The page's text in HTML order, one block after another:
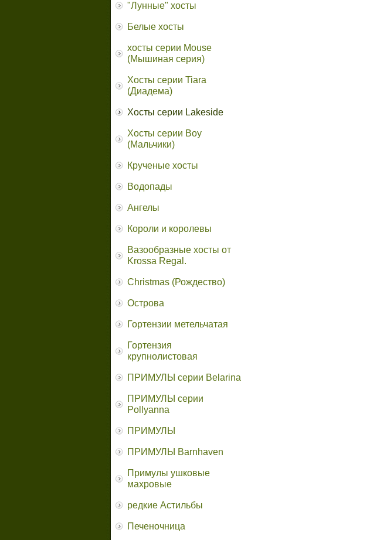
"Лунные" хосты
Белые хосты
хосты серии Mouse
(Мышиная серия)
Хосты серии Tiara
(Диадема)
Хосты серии Lakeside
Хосты серии Boy
(Мальчики)
Крученые хосты
Водопады
Ангелы
Короли и королевы
Вазообразные хосты от
Krossa Regal.
Christmas (Рождество)
Острова
Гортензии метельчатая
Гортензия
крупнолистовая
ПРИМУЛЫ серии Belarina
ПРИМУЛЫ серии
Pollyanna
ПРИМУЛЫ
ПРИМУЛЫ Barnhaven
Примулы ушковые
махровые
редкие Астильбы
Печеночница